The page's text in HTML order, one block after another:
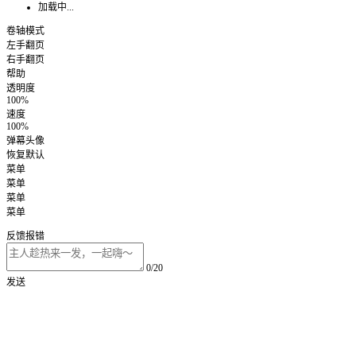
加载中...
卷轴模式
左手翻页
右手翻页
帮助
透明度
100%
速度
100%
弹幕头像
恢复默认
菜单
菜单
菜单
菜单
反馈报错
0/20
发送